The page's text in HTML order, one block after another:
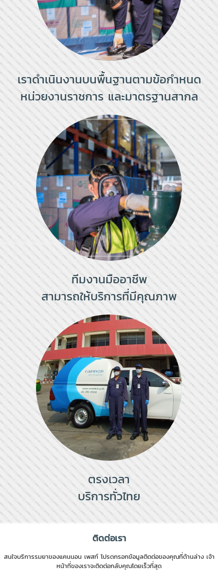
เราดำเนินงานบนพื้นฐานตามข้อกำหนด
หน่วยงานราชการ และมาตรฐานสากล
ทีมงานมืออาชีพ
สามารถให้บริการที่มีคุณภาพ
ตรงเวลา
บริการทั่วไทย
ติดต่อเรา
สนใจบริการรมยาของแคนนอน เพสท์ โปรดกรอกข้อมูลติดต่อของคุณที่ด้านล่าง เจ้า
หน้าที่ของเราจะติดต่อกลับคุณโดยเร็วที่สุด